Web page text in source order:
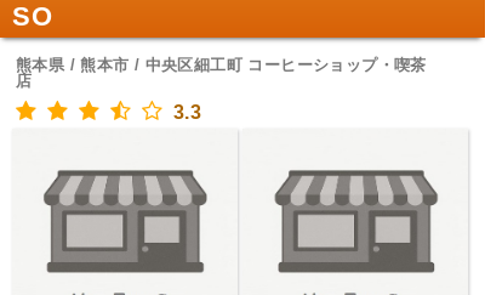
SO
熊本県 / 熊本市 / 中央区細工町 コーヒーショップ・喫茶
店
3.3